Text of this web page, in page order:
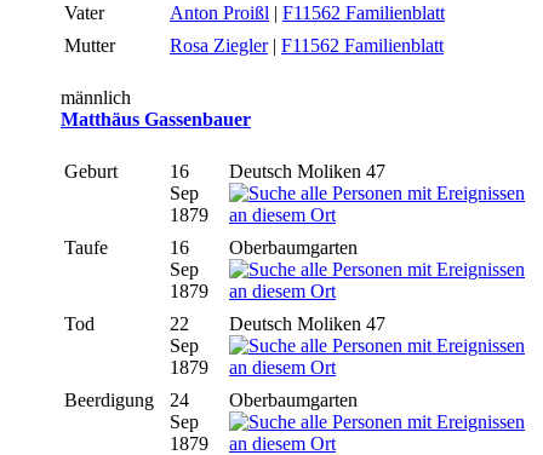
Vater
Anton Proißl | F11562 Familienblatt
Mutter
Rosa Ziegler| F11562 Familienblatt
männlich
Matthäus Gassenbauer
Geburt
16
Sep
1879
Deutsch Moliken 47
Taufe
16
Sep
1879
Oberbaumgarten
Tod
22
Sep
1879
Deutsch Moliken 47
Beerdigung
24
Sep
1879
Oberbaumgarten